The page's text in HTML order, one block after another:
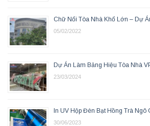
Chữ Nổi Tòa Nhà Khổ Lớn – Dự
05/02/2022
Dự Án Làm Bảng Hiệu Tòa Nhà
23/03/2024
In UV Hộp Đèn Bạt Hồng Trà Ngô
30/06/2023